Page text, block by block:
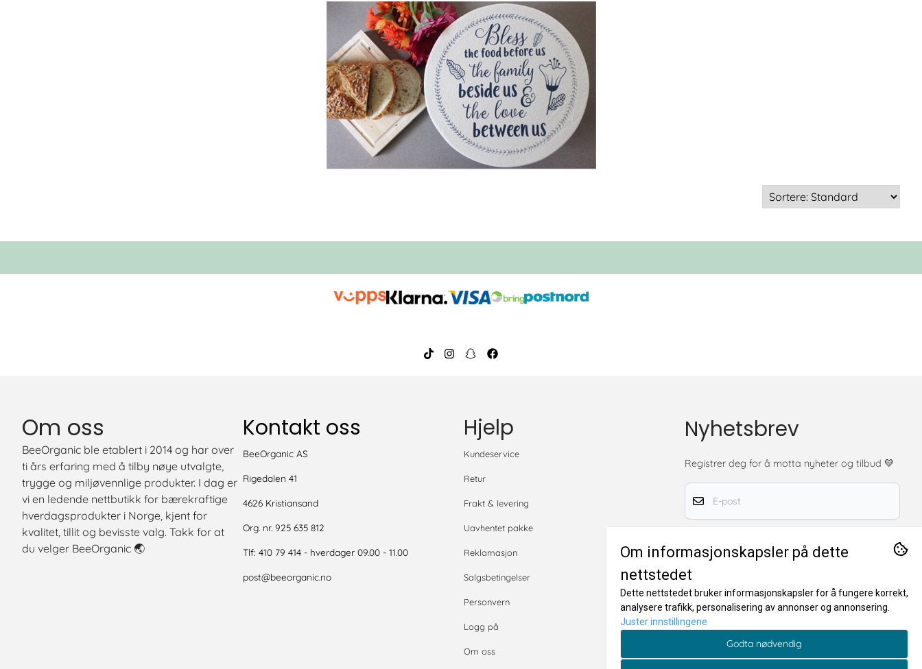
Om oss
BeeOrganic ble etablert i 2014 og har over
ti års erfaring med å tilby nøye utvalgte,
trygge og miljøvennlige produkter. I dag er
vi en ledende nettbutikk for bærekraftige
hverdagsprodukter i Norge, kjent for
kvalitet, tillit og bevisste valg. Takk for at
du velger BeeOrganic 🌏
Kontakt oss
BeeOrganic AS
Rigedalen 41
4626 Kristiansand
Org. nr. 925 635 812
Tlf: 410 79 414 - hverdager 09.00 - 11.00
post@beeorganic.no
Hjelp
Kundeservice
Retur
Frakt & levering
Uavhentet pakke
Reklamasjon
Salgsbetingelser
Personvern
Logg på
Om oss
Nyhetsbrev
Registrer deg for å motta nyheter og tilbud 💛
E-post
Registrer deg nå
Om informasjonskapsler på dette
nettstedet
Dette nettstedet bruker informasjonskapsler for å fungere korrekt,
analysere trafikk, personalisering av annonser og annonsering.
Juster innstillingene
Godta nødvendig